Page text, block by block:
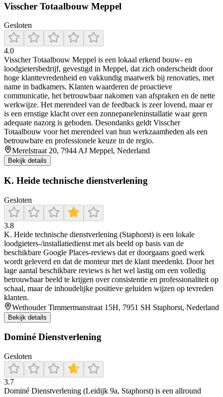
Visscher Totaalbouw Meppel
Gesloten
4.0
Visscher Totaalbouw Meppel is een lokaal erkend bouw- en
loodgietersbedrijf, gevestigd in Meppel, dat zich onderscheidt door
hoge klanttevredenheid en vakkundig maatwerk bij renovaties, met
name in badkamers. Klanten waarderen de proactieve
communicatie, het betrouwbaar nakomen van afspraken en de nette
werkwijze. Het merendeel van de feedback is zeer lovend, maar er
is een ernstige klacht over een zonnepaneleninstallatie waar geen
adequate nazorg is geboden. Desondanks geldt Visscher
Totaalbouw voor het merendeel van hun werkzaamheden als een
betrouwbare en professionele keuze in de regio.
Merelstraat 20, 7944 AJ Meppel, Nederland
Bekijk details
K. Heide technische dienstverlening
Gesloten
3.8
K. Heide technische dienstverlening (Staphorst) is een lokale
loodgieters-/installatiedienst met als beeld op basis van de
beschikbare Google Places-reviews dat er doorgaans goed werk
wordt geleverd en dat de monteur met de klant meedenkt. Door het
lage aantal beschikbare reviews is het wel lastig om een volledig
betrouwbaar beeld te krijgen over consistentie en professionaliteit op
schaal, maar de inhoudelijke positieve geluiden wijzen op tevreden
klanten.
Wethouder Timmermanstraat 15H, 7951 SH Staphorst, Nederland
Bekijk details
Dominé Dienstverlening
Gesloten
3.7
Dominé Dienstverlening (Leidijk 9a, Staphorst) is een allround